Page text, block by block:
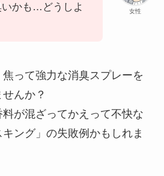
女性
かも…どうしよ
って強力な消臭スプレーを
んか？
が混ざってかえって不快な
ング」の失敗例かもしれま